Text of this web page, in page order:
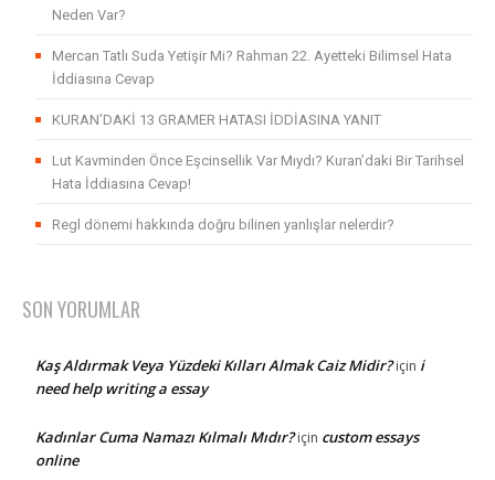
Neden Var?
Mercan Tatlı Suda Yetişir Mi? Rahman 22. Ayetteki Bilimsel Hata
İddiasına Cevap
KURAN’DAKİ 13 GRAMER HATASI İDDİASINA YANIT
Lut Kavminden Önce Eşcinsellik Var Mıydı? Kuran’daki Bir Tarihsel
Hata İddiasına Cevap!
Regl dönemi hakkında doğru bilinen yanlışlar nelerdir?
SON YORUMLAR
Kaş Aldırmak Veya Yüzdeki Kılları Almak Caiz Midir?için i
need help writing a essay
Kadınlar Cuma Namazı Kılmalı Mıdır?için custom essays
online